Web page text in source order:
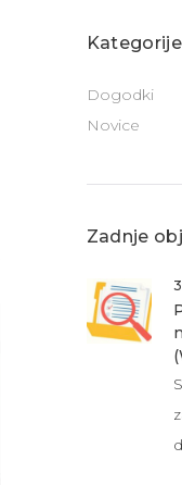
Kategorije
Dogodki
Novice
Zadnje